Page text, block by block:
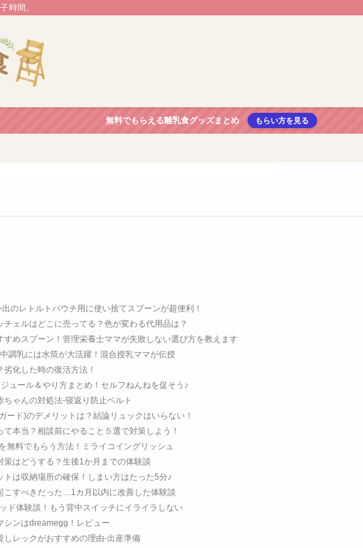
時間。
無料でもらえる離乳食グッズまとめ もらい方を見る
のレトルトパウチ用に使い捨てスプーンが超便利！
チェルはどこに売ってる？色が変わる代用品は？
すめスプーン！管理栄養士ママが失敗しない選び方を教えます
調乳には水筒が大活躍！混合授乳ママが伝授
化した時の復活方法！
ュール＆やり方まとめ！セルフねんねを促そう♪
ゃんの対処法-寝返り防止ベルト
ード)のデメリットは？結論リュックはいらない！
本当？相談前にやること５選で対策しよう！
無料でもらう方法！ミライコイングリッシュ
はどうする？生後1か月までの体験談
は収納場所の確保！しまい方はたった5分♪
こすべきだった…1カ月以内に改善した体験談
ド体験談！もう背中スイッチにイライラしない
シンはdreamegg！レビュー
しレックがおすすめの理由-出産準備